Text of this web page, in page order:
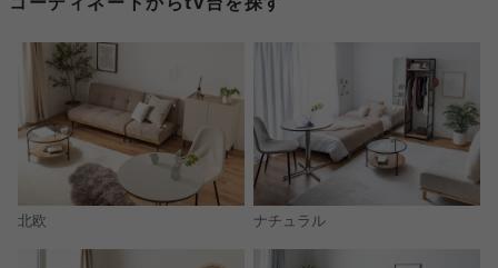
北欧 ナチュラル